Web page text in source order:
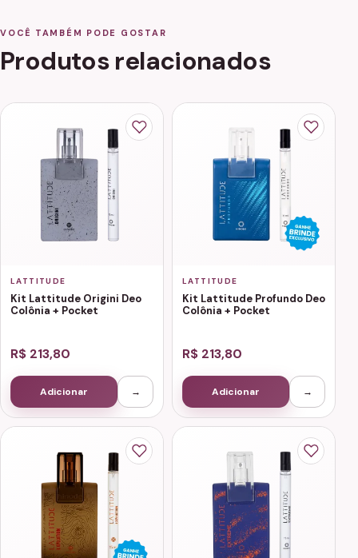
VOCÊ TAMBÉM PODE GOSTAR
Produtos relacionados
LATTITUDE
Kit Lattitude Origini Deo
Colônia + Pocket
R$ 213,80
Adicionar →
LATTITUDE
Kit Lattitude Profundo Deo
Colônia + Pocket
R$ 213,80
Adicionar →